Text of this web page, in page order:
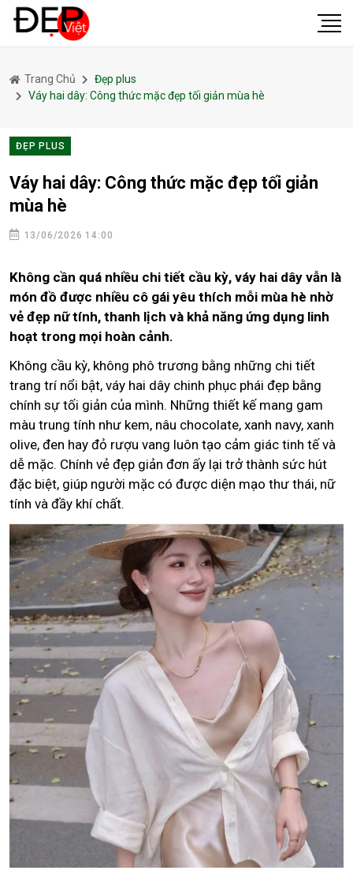
Trang Chủ
Đẹp plus
Váy hai dây: Công thức mặc đẹp tối giản mùa hè
ĐẸP PLUS
Váy hai dây: Công thức mặc đẹp tối giản
mùa hè
13/06/2026 14:00
Không cần quá nhiều chi tiết cầu kỳ, váy hai dây vẫn là
món đồ được nhiều cô gái yêu thích mỗi mùa hè nhờ
vẻ đẹp nữ tính, thanh lịch và khả năng ứng dụng linh
hoạt trong mọi hoàn cảnh.
Không cầu kỳ, không phô trương bằng những chi tiết
trang trí nổi bật, váy hai dây chinh phục phái đẹp bằng
chính sự tối giản của mình. Những thiết kế mang gam
màu trung tính như kem, nâu chocolate, xanh navy, xanh
olive, đen hay đỏ rượu vang luôn tạo cảm giác tinh tế và
dễ mặc. Chính vẻ đẹp giản đơn ấy lại trở thành sức hút
đặc biệt, giúp người mặc có được diện mạo thư thái, nữ
tính và đầy khí chất.